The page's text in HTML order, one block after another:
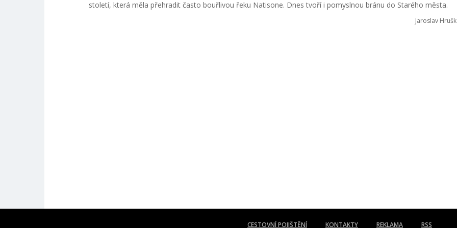
století, která měla přehradit často bouřlivou řeku Natisone. Dnes tvoří i pomyslnou bránu do Starého města.
Jaroslav
CESTOVNÍ POJIŠTĚNÍ KONTAKTY REKLAMA RSS